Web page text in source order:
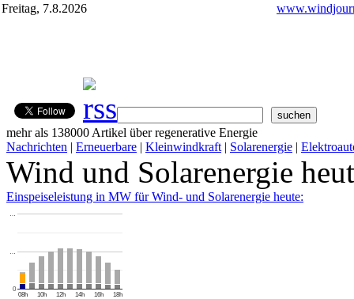
Freitag, 7.8.2026
mehr als 138000 Artikel über regenerative Energie
Nachrichten | Erneuerbare | Kleinwindkraft | Solarenergie |
Wind und Solarenergie
Einspeiseleistung in MW für Wind- und Solarenergie heute:
08h 10h 12h 14h 16h 18h
0
…
…